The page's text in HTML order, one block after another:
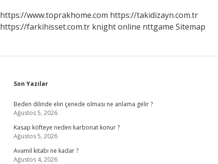
https://www.toprakhome.com https://takidizayn.com.tr
https://farkihisset.com.tr knight online nttgame Sitemap
Sidebar
Son Yazılar
Beden dilinde elin çenede olması ne anlama gelir ?
Ağustos 5, 2026
Kasap köfteye neden karbonat konur ?
Ağustos 5, 2026
Avamil kitabı ne kadar ?
Ağustos 4, 2026